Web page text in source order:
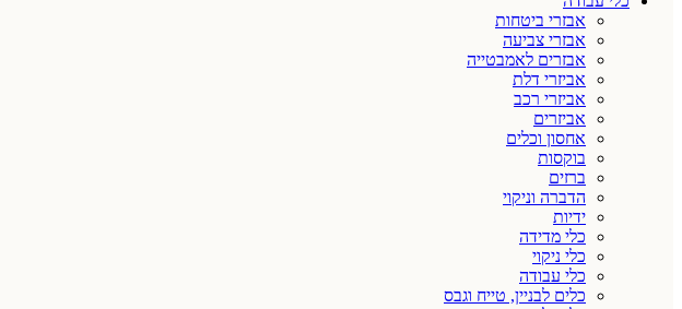
אבזרי ביטחות
אבזרי צביעה
אבזרים לאמבטייה
אביזרי דלת
אביזרי רכב
אביזרים
אחסון וכלים
בוקסות
ברזים
הדברה וניקוי
ידיות
כלי מדידה
כלי ניקוי
כלי עבודה
כלים לבניין, טייח וגבס